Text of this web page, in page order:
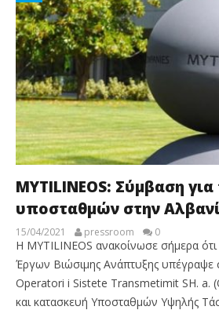
MYTILINEOS: Σύμβαση
υποσταθμών στην
15/04/2021 pressroom 0
Η MYTILINEOS ανακοίνωσε σήμερα
Έργων Βιώσιμης Ανάπτυξης υπέγραψε
Operatori i Sistete Transmetimit SH. a.
και κατασκευή Υποσταθμών Υψηλής